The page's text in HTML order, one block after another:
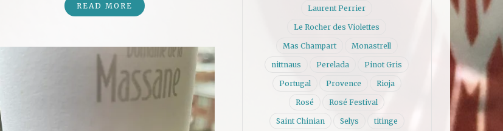
READ MORE Laurent Perrier
Le Rocher des Violettes
Mas Champart Monastrell
nittnaus Perelada Pinot Gris
Portugal Provence Rioja
Rosé Rosé Festival
Saint Chinian Selys titinge